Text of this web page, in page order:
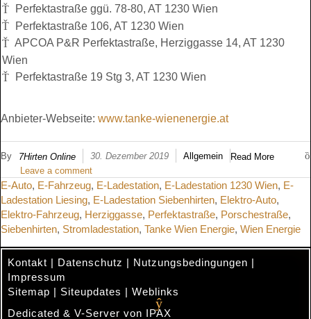
Perfektastraße ggü. 78-80, AT 1230 Wien
Perfektastraße 106, AT 1230 Wien
APCOA P&R Perfektastraße, Herziggasse 14, AT 1230
Wien
Perfektastraße 19 Stg 3, AT 1230 Wien
Anbieter-Webseite: www.tanke-wienenergie.at
By 7Hirten Online 30. Dezember 2019 Allgemein
Read More
Leave a comment
E-Auto, E-Fahrzeug, E-Ladestation, E-Ladestation 1230 Wien, E-
Ladestation Liesing, E-Ladestation Siebenhirten, Elektro-Auto,
Elektro-Fahrzeug, Herziggasse, Perfektastraße, Porschestraße,
Siebenhirten, Stromladestation, Tanke Wien Energie, Wien Energie
Kontakt | Datenschutz | Nutzungsbedingungen |
Impressum
Sitemap | Siteupdates | Weblinks
Dedicated & V-Server von IPAX